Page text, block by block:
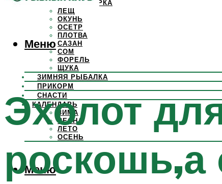
КРАСНОПЕРКА
ЛЕЩ
ОКУНЬ
ОСЕТР
ПЛОТВА
САЗАН
СОМ
ФОРЕЛЬ
ЩУКА
ЗИМНЯЯ РЫБАЛКА
ПРИКОРМ
СНАСТИ
КАЛЕНДАРЬ
ЗИМА
ВЕСНА
ЛЕТО
ОСЕНЬ
Меню
Меню
Эхолот
роскошь,а